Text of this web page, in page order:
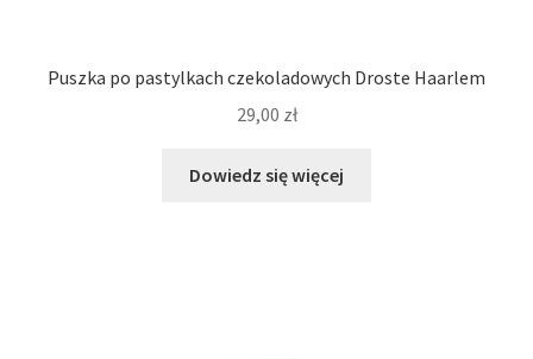
Puszka po pastylkach czekoladowych Droste Haarlem
29,00 zł
Dowiedz się więcej